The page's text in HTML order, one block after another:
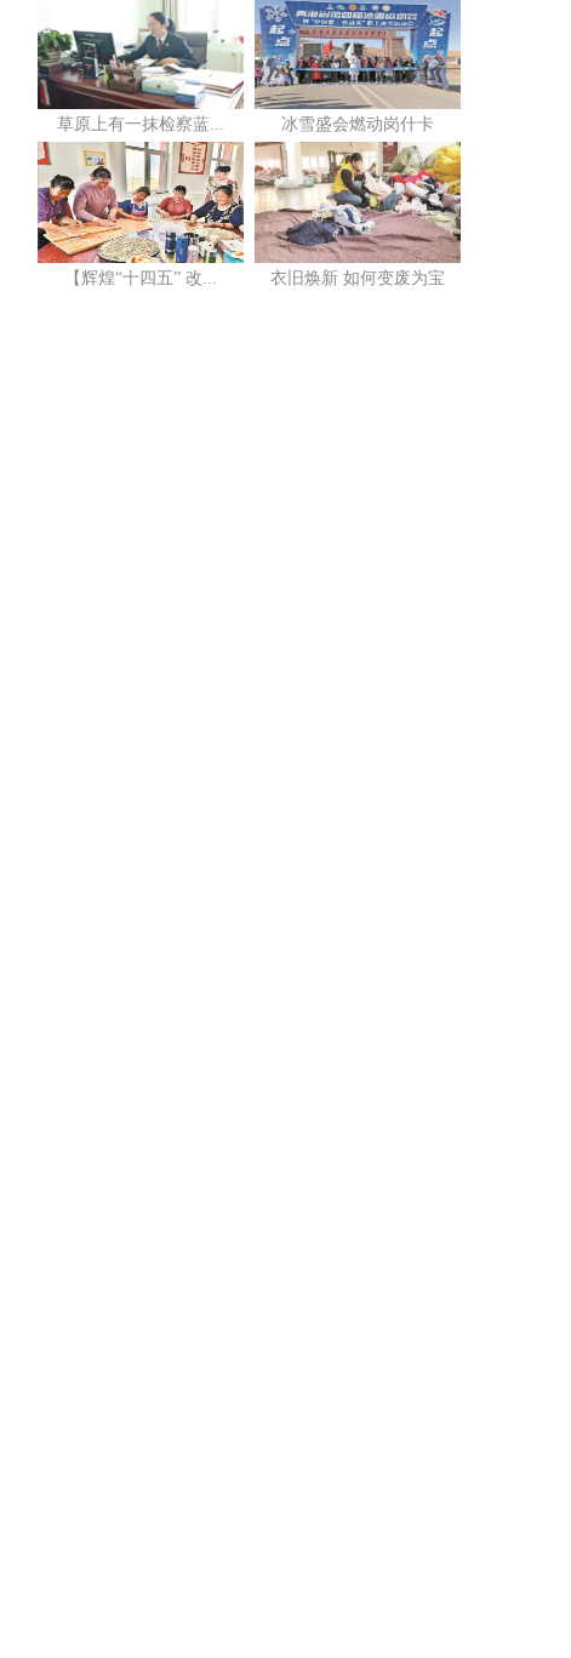
草原上有一抹检察蓝... 冰雪盛会燃动岗什卡
【辉煌“十四五” 改... 衣旧焕新 如何变废为宝